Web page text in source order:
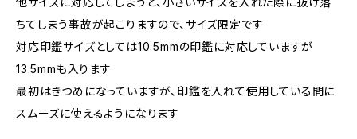
ちてしまう事故が起こりますので、サイズ限定です
対応印鑑サイズとしては10.5mmの印鑑に対応していますが
13.5mmも入ります
最初はきつめになっていますが、印鑑を入れて使用している間に
スムーズに使えるようになります